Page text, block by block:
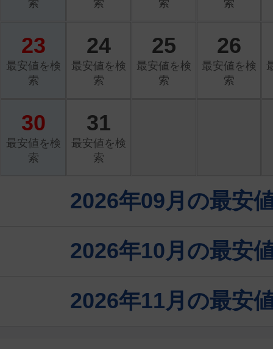
索
索
索
索
23
最安値を検
索
24
最安値を検
索
25
最安値を検
索
26
最安値を検
索
30
最安値を検
索
31
最安値を検
索
2026年09月の最安
2026年10月の最安
2026年11月の最安